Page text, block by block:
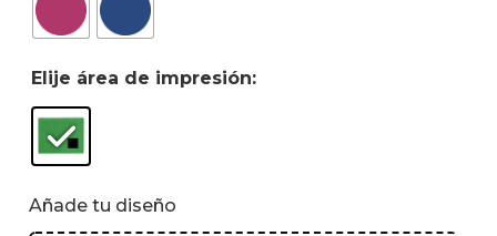
Elije área de impresión:
Añade tu diseño